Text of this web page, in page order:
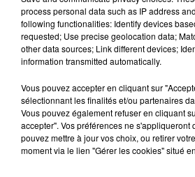
oh !"? Bienvenue dans l’histoire un
Oh" !
Retour en 2003. Deux Nantais,
Thierry (Tizy Bone), sortent de
Malakoff pour conquérir la
entêtants et de baggys généreux.
chef-d’œuvre : disque de platine,
ventes, et un refrain qui a envahi
fêtes de lycée. Le secret ? Une
process personal data such as IP address
following functionalities: Identify devices
requested; Use precise geolocation data;
other data sources; Link different devices;
information transmitted automatically.
Vous pouvez accepter en cliquant sur
sélectionnant les finalités et/ou partenaires
Vous pouvez également refuser en cliquant
accepter". Vos préférences ne s'appliqueront
pouvez mettre à jour vos choix, ou retirer
moment via le lien "Gérer les cookies" situé